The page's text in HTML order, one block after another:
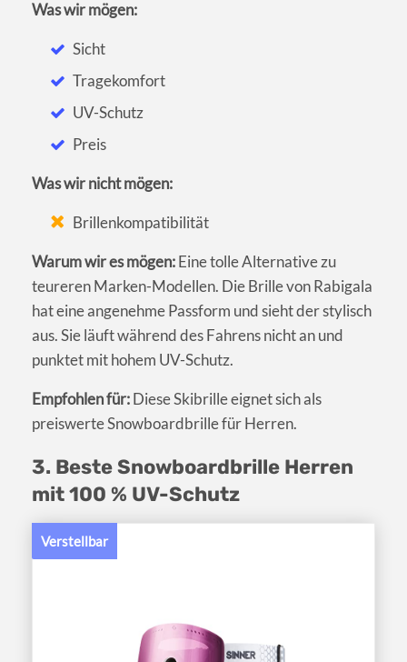
Was wir mögen:
Sicht
Tragekomfort
UV-Schutz
Preis
Was wir nicht mögen:
Brillenkompatibilität
Warum wir es mögen:Eine tolle Alternative zu
teureren Marken-Modellen. Die Brille von Rabigala
hat eine angenehme Passform und sieht der stylisch
aus. Sie läuft während des Fahrens nicht an und
punktet mit hohem UV-Schutz.
Empfohlen für:Diese Skibrille eignet sich als
preiswerte Snowboardbrille für Herren.
3. Beste Snowboardbrille Herren
mit 100 % UV-Schutz
Verstellbar